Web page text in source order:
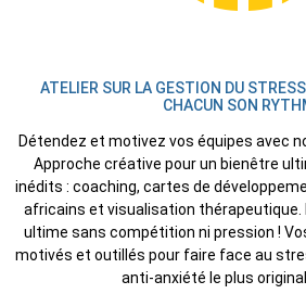
ATELIER SUR LA GESTION DU
CHACUN SON
Détendez et motivez vos équipes avec
Approche créative pour un bienêtre
inédits : coaching, cartes de
africains et visualisation thérapeutique.
ultime sans compétition ni pression !
motivés et outillés pour faire face au
anti-anxiété le plus